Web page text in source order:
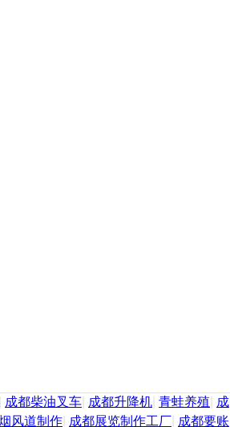
成都柴油叉车 成都升降机 青蛙养殖
成
风道制作 成都展览制作工厂 成都要账